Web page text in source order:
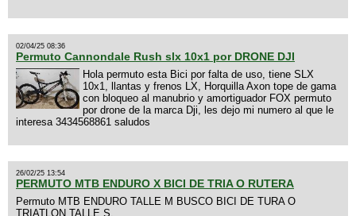
02/04/25 08:36
Permuto Cannondale Rush slx 10x1 por DRONE DJI
Hola permuto esta Bici por falta de uso, tiene SLX
10x1, llantas y frenos LX, Horquilla Axon tope de gama
con bloqueo al manubrio y amortiguador FOX permuto
por drone de la marca Dji, les dejo mi numero al que le
interesa 3434568861 saludos
26/02/25 13:54
PERMUTO MTB ENDURO X BICI DE TRIA O RUTERA
Permuto MTB ENDURO TALLE M BUSCO BICI DE TURA O
TRIATLON TALLE S.